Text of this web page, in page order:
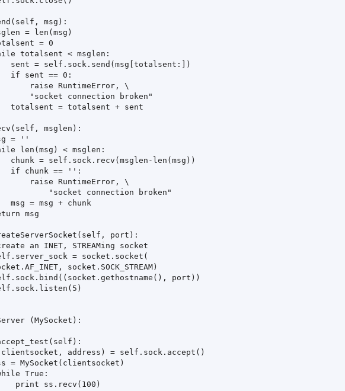
msg):
= len(msg)
= 0
totalsent < msglen:
sent = self.sock.send(msg[totalsent:])
if sent == 0:
raise RuntimeError, \
"socket connection broken"
totalsent = totalsent + sent
msglen):
= ''
len(msg) < msglen:
chunk = self.sock.recv(msglen-len(msg))
if chunk == '':
raise RuntimeError, \
"socket connection broken"
msg = msg + chunk
msg
port):
an INET, STREAMing socket
= socket.socket(
socket.SOCK_STREAM)
port))
(MySocket):
address) = self.sock.accept()
MySocket(clientsocket)
True:
print ss.recv(100)